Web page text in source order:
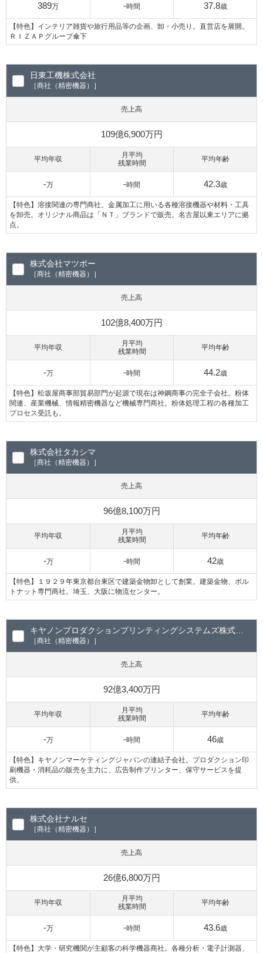
389万 -時間 37.8歳
【特色】インテリア雑貨や旅行用品等の企画、卸・小売り。直営店を展開。
ＲＩＺＡＰグループ傘下
日東工機株式会社
［商社（精密機器）］
売上高
109億6,900万円
平均年収
-万
月平均
残業時間
-時間
平均年齢
42.3歳
【特色】溶接関連の専門商社。金属加工に用いる各種溶接機器や材料・工具
を卸売。オリジナル商品は「ＮＴ」ブランドで販売。名古屋以東エリアに拠
点。
株式会社マツボー
［商社（精密機器）］
売上高
102億8,400万円
平均年収
-万
月平均
残業時間
-時間
平均年齢
44.2歳
【特色】松坂屋商事部貿易部門が起源で現在は神鋼商事の完全子会社。粉体
関連、産業機械、情報精密機器など機械専門商社。粉体処理工程の各種加工
プロセス受託も。
株式会社タカシマ
［商社（精密機器）］
売上高
96億8,100万円
平均年収
-万
月平均
残業時間
-時間
平均年齢
42歳
【特色】１９２９年東京都台東区で建築金物卸として創業。建築金物、ボル
トナット専門商社。埼玉、大阪に物流センター。
［商社（精密機器）］
売上高
92億3,400万円
平均年収
-万
月平均
残業時間
-時間
平均年齢
46歳
【特色】キヤノンマーケティングジャパンの連結子会社。プロダクション印
刷機器・消耗品の販売を主力に、広告制作プリンター、保守サービスを提
供。
株式会社ナルセ
［商社（精密機器）］
売上高
26億6,800万円
平均年収
-万
月平均
残業時間
-時間
平均年齢
43.6歳
【特色】大学・研究機関が主顧客の科学機器商社。各種分析・電子計測器、